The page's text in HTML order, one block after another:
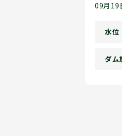
09月19
水位
ダム